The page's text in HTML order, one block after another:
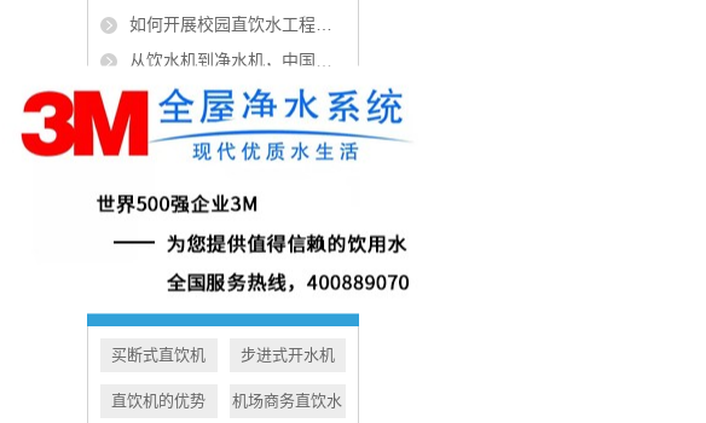
如何开展校园直饮水工程，谊帅为您解惑！
从饮水机到净水机，中国净水机市场也日趋火爆
租赁机器滤芯报警逡辑？
商用机热罐加热时间及保温时间？
净水机出水表面有白色漂浮物？
热门关键词
买断式直饮机 步进式开水机
直饮机的优势 机场商务直饮水